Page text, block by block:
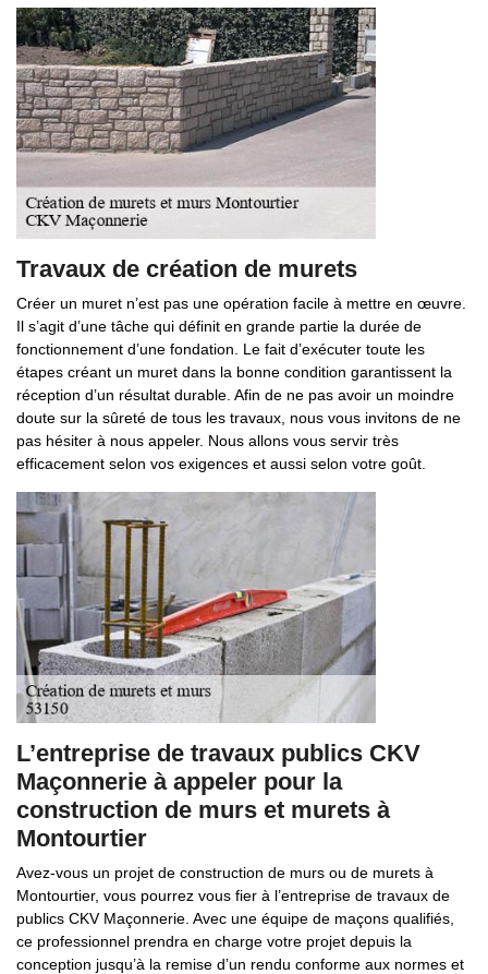
Travaux de création de murets
Créer un muret n’est pas une opération facile à mettre en œuvre.
Il s’agit d’une tâche qui définit en grande partie la durée de
fonctionnement d’une fondation. Le fait d’exécuter toute les
étapes créant un muret dans la bonne condition garantissent la
réception d’un résultat durable. Afin de ne pas avoir un moindre
doute sur la sûreté de tous les travaux, nous vous invitons de ne
pas hésiter à nous appeler. Nous allons vous servir très
efficacement selon vos exigences et aussi selon votre goût.
L’entreprise de travaux publics CKV
Maçonnerie à appeler pour la
construction de murs et murets à
Montourtier
Avez-vous un projet de construction de murs ou de murets à
Montourtier, vous pourrez vous fier à l’entreprise de travaux de
publics CKV Maçonnerie. Avec une équipe de maçons qualifiés,
ce professionnel prendra en charge votre projet depuis la
conception jusqu’à la remise d’un rendu conforme aux normes et